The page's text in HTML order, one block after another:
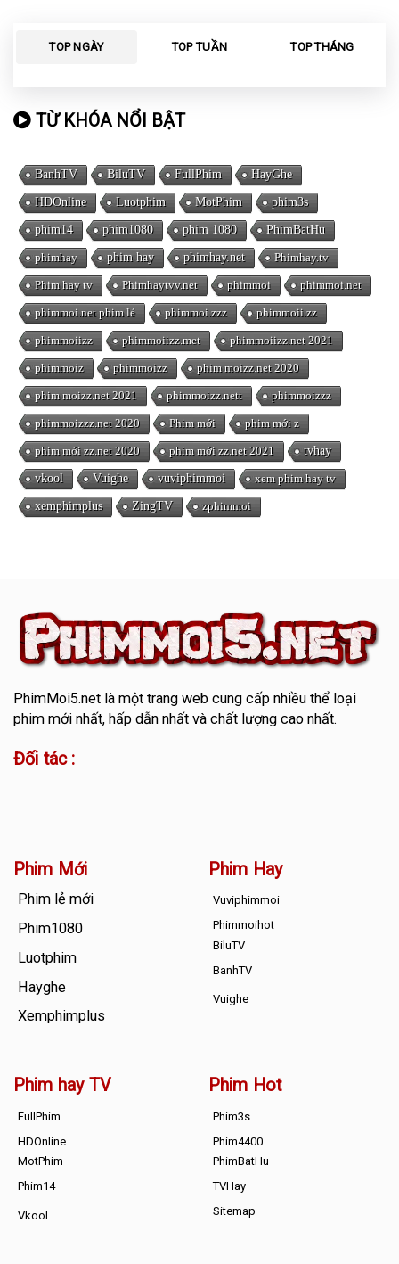
TOP NGÀY TOP TUẦN TOP THÁNG
TỪ KHÓA NỔI BẬT
BanhTV BiluTV FullPhim HayGhe
HDOnline Luotphim MotPhim phim3s
phim14 phim1080 phim 1080 PhimBatHu
phimhay phim hay phimhay.net Phimhay.tv
Phim hay tv Phimhaytvv.net phimmoi phimmoi.net
phimmoi.net phim lẻ phimmoi.zzz phimmoii.zz
phimmoiizz phimmoiizz.met phimmoiizz.net 2021
phimmoiz phimmoizz phim moizz.net 2020
phim moizz.net 2021 phimmoizz.nett phimmoizzz
phimmoizzz.net 2020 Phim mới phim mới z
phim mới zz.net 2020 phim mới zz.net 2021 tvhay
vkool Vuighe vuviphimmoi xem phim hay tv
xemphimplus ZingTV zphimmoi
PhimMoi5.netlà một trang web cung cấp nhiều thể loại
phim mới nhất, hấp dẫn nhất và chất lượng cao nhất.
Đối tác :
Phim Mới
Phim lẻ mới
Phim1080
Luotphim
Hayghe
Xemphimplus
Phim Hay
Vuviphimmoi
Phimmoihot
BiluTV
BanhTV
Vuighe
Phim hay TV
FullPhim
HDOnline
MotPhim
Phim14
Vkool
Phim Hot
Phim3s
Phim4400
PhimBatHu
TVHay
Sitemap